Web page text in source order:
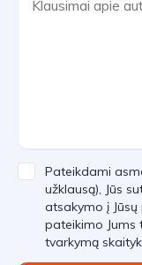
Pateikdami
užklausą), Jūs
atsakymo į
pateikimo Jums
tvarkymą